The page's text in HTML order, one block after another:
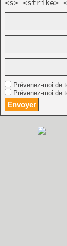
<s> <strike>
Prévenez-moi de
Prévenez-moi de